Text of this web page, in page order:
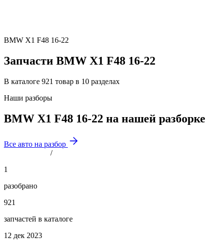
BMW X1 F48 16-22
Запчасти BMW X1 F48 16-22
В каталоге 921 товар в 10 разделах
Наши разборы
BMW X1 F48 16-22 на нашей разборке
Все авто на разбор
/
1
разобрано
921
запчастей в каталоге
12 дек 2023